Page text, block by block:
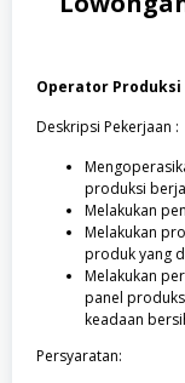
Operator Produksi
Deskripsi Pekerjaan :
produksi
Melakukan
Melakukan
produk yang
Melakukan
panel
keadaan
Persyaratan: